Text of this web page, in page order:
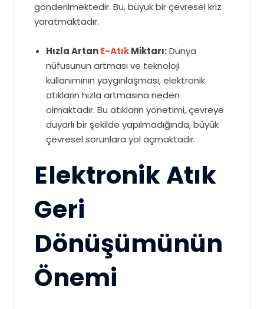
gönderilmektedir. Bu, büyük bir çevresel kriz
yaratmaktadır.
Hızla ArtanE-AtıkMiktarı:Dünya
nüfusunun artması ve teknoloji
kullanımının yaygınlaşması, elektronik
atıkların hızla artmasına neden
olmaktadır. Bu atıkların yönetimi, çevreye
duyarlı bir şekilde yapılmadığında, büyük
çevresel sorunlara yol açmaktadır.
Elektronik Atık
Geri
Dönüşümünün
Önemi